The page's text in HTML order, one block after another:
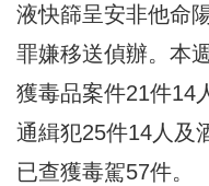
液快篩呈安非他命
罪嫌移送偵辦。本
獲毒品案件21件14
通緝犯25件14人及
已查獲毒駕57件。